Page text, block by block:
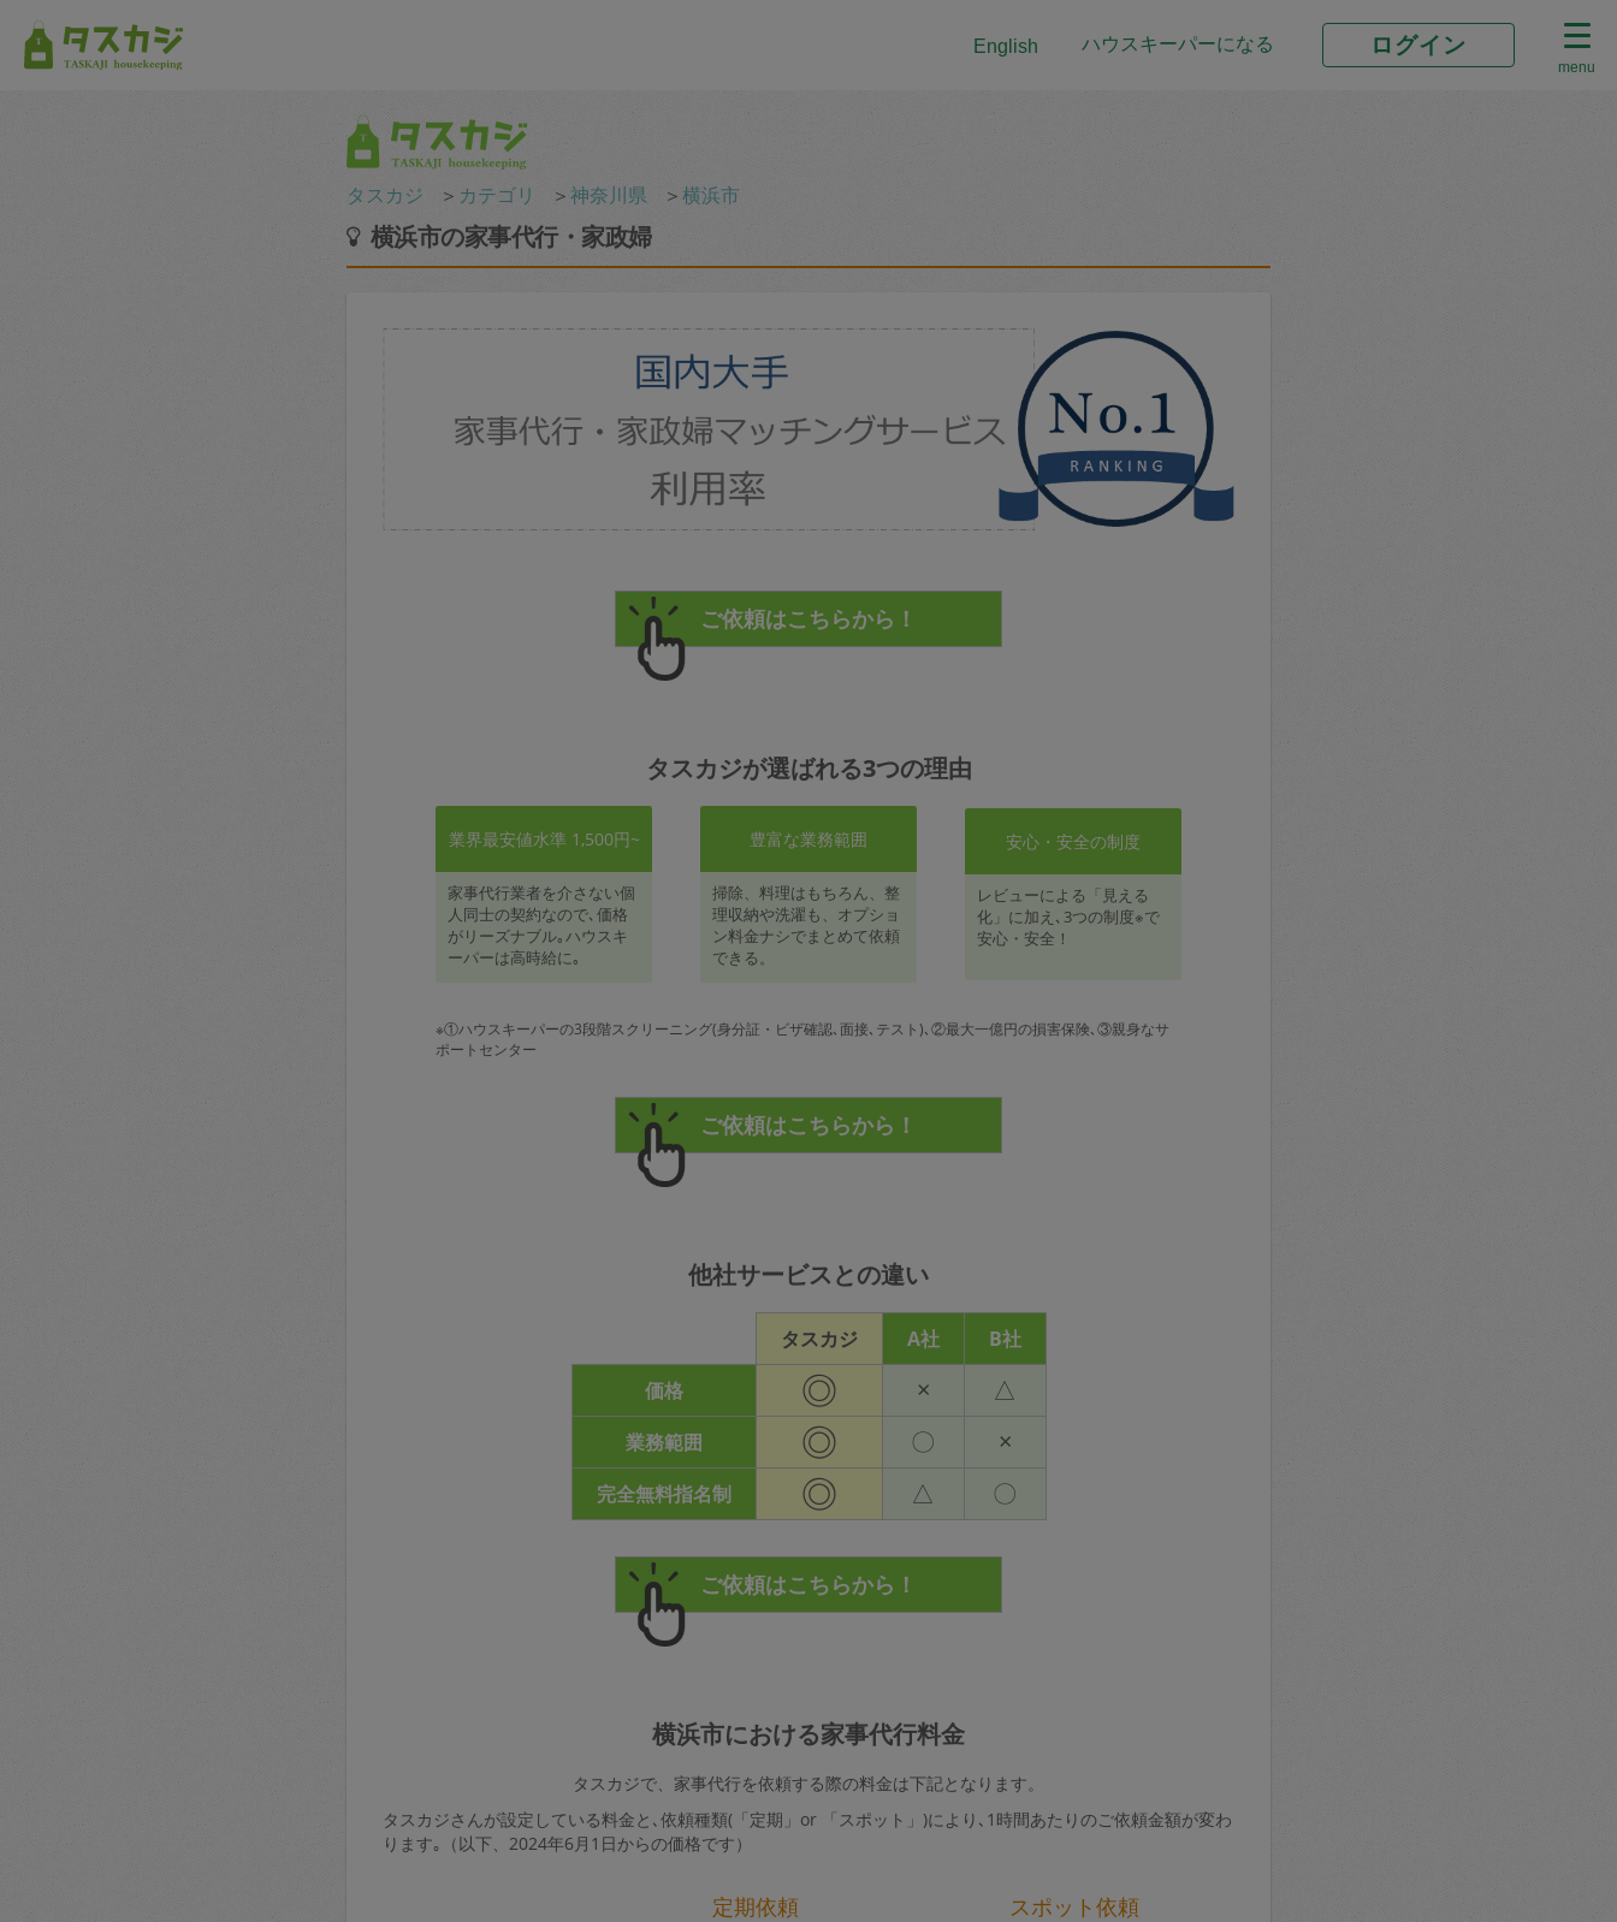
English ハウスキーパーになる ログイン
menu
タスカジ ＞ カテゴリ ＞神奈川県 ＞横浜市
横浜市の家事代行・家政婦
タスカジが選ばれる3つの理由
業界最安値水準 1,500円~
家事代行業者を介さない個
人同士の契約なので､価格
がリーズナブル｡ハウスキ
ーパーは高時給に｡
豊富な業務範囲
掃除、料理はもちろん、整
理収納や洗濯も、オプショ
ン料金ナシでまとめて依頼
できる。
安心・安全の制度
レビューによる「見える
化」に加え､3つの制度※で
安心・安全！
※①ハウスキーパーの3段階スクリーニング(身分証・ビザ確認､面接､テスト)､②最大一億円の損害保険､③親身なサ
ポートセンター
他社サービスとの違い
タスカジ A社
B社
価格
◎ × △
業務範囲 ◎ 〇 ×
完全無料指名制 ◎ △ 〇
横浜市における家事代行料金
タスカジで、家事代行を依頼する際の料金は下記となります。
タスカジさんが設定している料金と､依頼種類(「定期」or 「スポット」)により､1時間あたりのご依頼金額が変わ
ります｡（以下、2024年6月1日からの価格です）
定期依頼 スポット依頼